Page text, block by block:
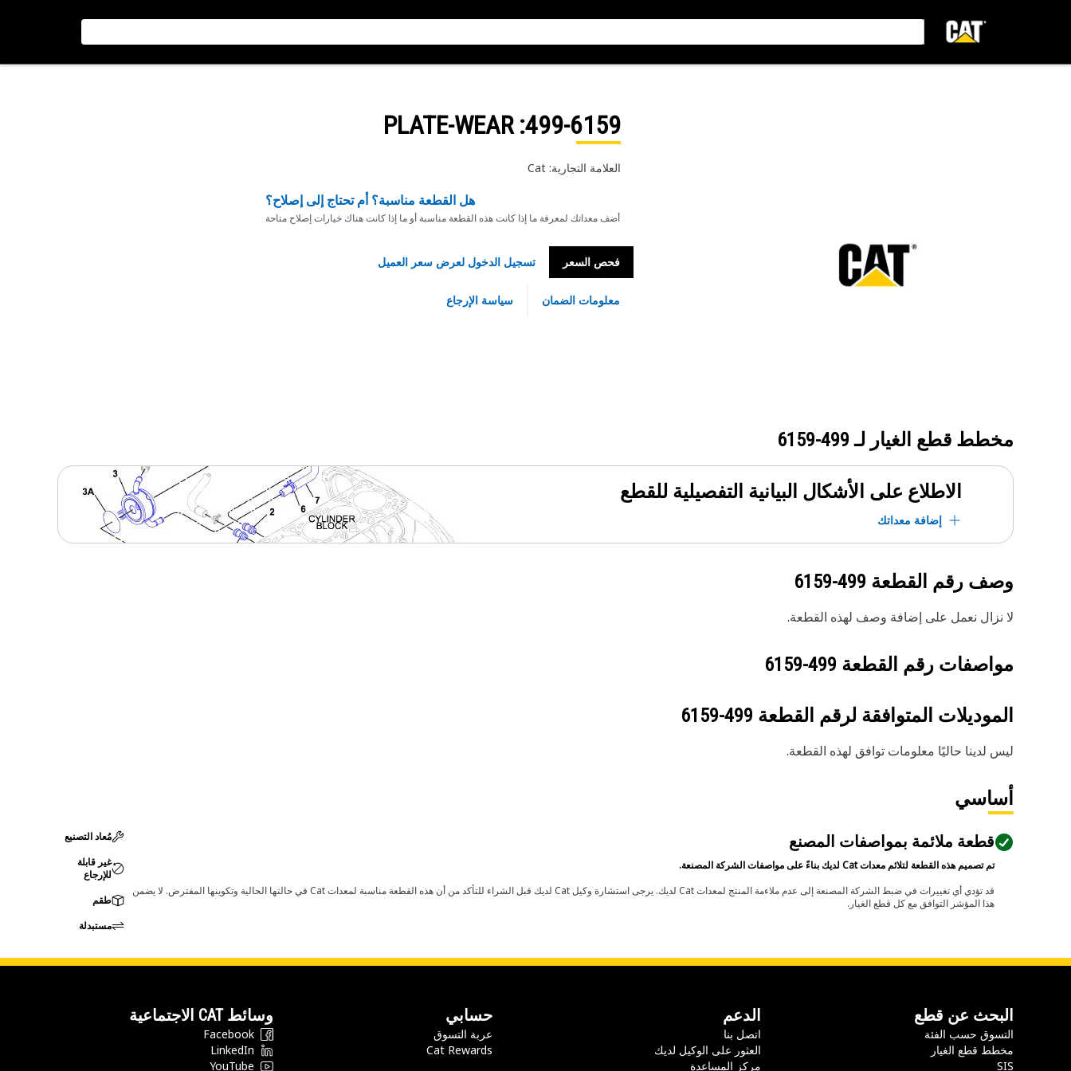
499-6159
: PLATE-WEAR
العلامة التجارية: Cat
هل القطعة مناسبة؟ أم تحتاج إلى إصلاح؟
أضف معداتك لمعرفة ما إذا كانت هذه القطعة مناسبة أو ما إذا كانت هناك خيارات إصلاح متاحة
فحص السعر تسجيل الدخول لعرض سعر العميل
معلومات الضمان سياسة الإرجاع
مخطط قطع الغيار لـ 499-6159
الاطلاع على الأشكال البيانية التفصيلية للقطع
إضافة معداتك
وصف رقم القطعة 499-6159
لا نزال نعمل على إضافة وصف لهذه القطعة.
مواصفات رقم القطعة 499-6159
الموديلات المتوافقة لرقم القطعة 499-6159
ليس لدينا حاليًا معلومات توافق لهذه القطعة.
أساسي
قطعة ملائمة بمواصفات المصنع
تم تصميم هذه القطعة لتلائم معدات Cat لديك بناءً على مواصفات الشركة المصنعة.
قد تؤدي أي تغييرات في ضبط الشركة المصنعة إلى عدم ملاءمة المنتج لمعدات Cat لديك. يرجى استشارة وكيل Cat لديك قبل الشراء للتأكد من أن هذه القطعة مناسبة لمعدات Cat في حالتها الحالية وتكوينها المفترض. لا يضمن
هذا المؤشر التوافق مع كل قطع الغيار.
مُعاد التصنيع
غير قابلة
للإرجاع
طقم
مستبدلة
البحث عن قطع
التسوق حسب الفئة
مخطط قطع الغيار
SIS
الدعم
اتصل بنا
العثور على الوكيل لديك
مركز المساعدة
حسابي
عربة التسوق
Cat Rewards
وسائط CAT الاجتماعية
Facebook
LinkedIn
YouTube